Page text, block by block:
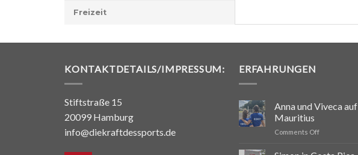
Freizeit
KONTAKTDETAILS/IMPRESSUM:
Stiftstraße 15
20099 Hamburg
info@diekraftdessports.de
ERFAHRUNGEN
Anna und Viveca auf
Mauritius
Comments Offon
und